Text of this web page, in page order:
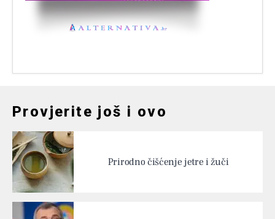
Provjerite još i ovo
Prirodno čišćenje jetre i žuči